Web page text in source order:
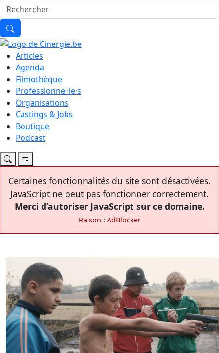
Articles
Agenda
Filmothèque
Professionnel·le·s
Organisations
Castings & Jobs
Boutique
Podcast
Certaines fonctionnalités du site sont désactivées.
JavaScript ne peut pas fonctionner correctement.
Merci d’autoriser JavaScript sur ce domaine.
Raison : AdBlocker